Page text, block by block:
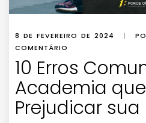
8 DE FEVEREIRO DE 2024 |
COMENTÁRIO
10 Erros
Academia
Prejudicar sua